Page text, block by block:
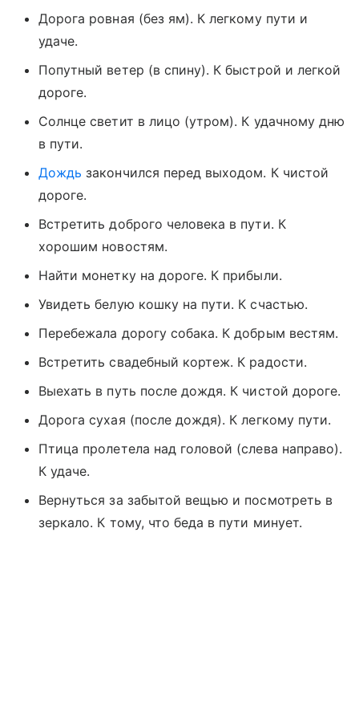
Дорога ровная (без ям). К легкому пути и
удаче.
Попутный ветер (в спину). К быстрой и легкой
дороге.
Солнце светит в лицо (утром). К удачному дню
в пути.
Дождь закончился перед выходом. К чистой
дороге.
Встретить доброго человека в пути. К
хорошим новостям.
Найти монетку на дороге. К прибыли.
Увидеть белую кошку на пути. К счастью.
Перебежала дорогу собака. К добрым вестям.
Встретить свадебный кортеж. К радости.
Выехать в путь после дождя. К чистой дороге.
Дорога сухая (после дождя). К легкому пути.
Птица пролетела над головой (слева направо).
К удаче.
Вернуться за забытой вещью и посмотреть в
зеркало. К тому, что беда в пути минует.